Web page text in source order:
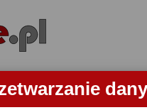
ARTYKUŁY APARATY